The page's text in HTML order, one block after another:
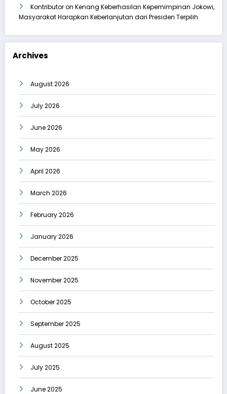
Kontributoron Kenang Keberhasilan Kepemimpinan Jokowi,
Masyarakat Harapkan Keberlanjutan dari Presiden Terpilih
Archives
August 2026
July 2026
June 2026
May 2026
April 2026
March 2026
February 2026
January 2026
December 2025
November 2025
October 2025
September 2025
August 2025
July 2025
June 2025